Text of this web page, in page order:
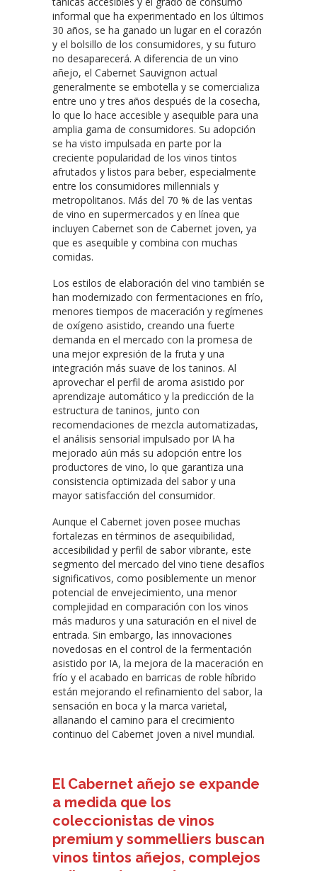
informal que ha experimentado en los últimos
30 años, se ha ganado un lugar en el corazón
y el bolsillo de los consumidores, y su futuro
no desaparecerá. A diferencia de un vino
añejo, el Cabernet Sauvignon actual
generalmente se embotella y se comercializa
entre uno y tres años después de la cosecha,
lo que lo hace accesible y asequible para una
amplia gama de consumidores. Su adopción
se ha visto impulsada en parte por la
creciente popularidad de los vinos tintos
afrutados y listos para beber, especialmente
entre los consumidores millennials y
metropolitanos. Más del 70 % de las ventas
de vino en supermercados y en línea que
incluyen Cabernet son de Cabernet joven, ya
que es asequible y combina con muchas
comidas.
Los estilos de elaboración del vino también se
han modernizado con fermentaciones en frío,
menores tiempos de maceración y regímenes
de oxígeno asistido, creando una fuerte
demanda en el mercado con la promesa de
una mejor expresión de la fruta y una
integración más suave de los taninos. Al
aprovechar el perfil de aroma asistido por
aprendizaje automático y la predicción de la
estructura de taninos, junto con
recomendaciones de mezcla automatizadas,
el análisis sensorial impulsado por IA ha
mejorado aún más su adopción entre los
productores de vino, lo que garantiza una
consistencia optimizada del sabor y una
mayor satisfacción del consumidor.
Aunque el Cabernet joven posee muchas
fortalezas en términos de asequibilidad,
accesibilidad y perfil de sabor vibrante, este
segmento del mercado del vino tiene desafíos
significativos, como posiblemente un menor
potencial de envejecimiento, una menor
complejidad en comparación con los vinos
más maduros y una saturación en el nivel de
entrada. Sin embargo, las innovaciones
novedosas en el control de la fermentación
asistido por IA, la mejora de la maceración en
frío y el acabado en barricas de roble híbrido
están mejorando el refinamiento del sabor, la
sensación en boca y la marca varietal,
allanando el camino para el crecimiento
continuo del Cabernet joven a nivel mundial.
El Cabernet añejo se expande
a medida que los
coleccionistas de vinos
premium y sommelliers buscan
vinos tintos añejos, complejos